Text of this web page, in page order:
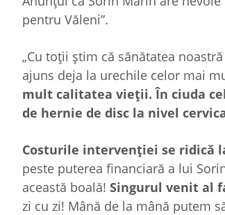
pentru Văleni”.
„Cu toții știm că sănătatea
ajuns deja la urechile celor mai
mult calitatea vieții. În ciuda
de hernie de disc la nivel
Costurile intervenției se ridică
peste puterea financiară a lui
această boală! Singurul venit al
zi cu zi! Mână de la mână putem